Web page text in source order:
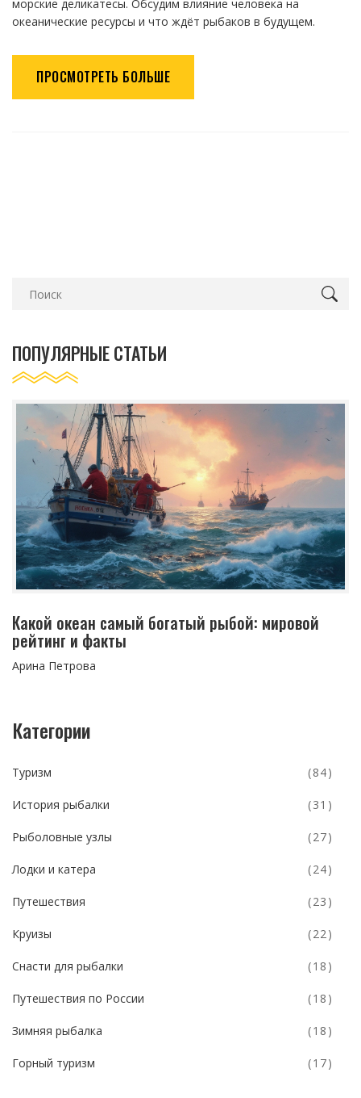
морские деликатесы. Обсудим влияние человека на
океанические ресурсы и что ждёт рыбаков в будущем.
ПРОСМОТРЕТЬ БОЛЬШЕ
ПОПУЛЯРНЫЕ СТАТЬИ
Какой океан самый богатый рыбой: мировой
рейтинг и факты
Арина Петрова
Категории
Туризм (84)
История рыбалки (31)
Рыболовные узлы (27)
Лодки и катера (24)
Путешествия (23)
Круизы (22)
Снасти для рыбалки (18)
Путешествия по России (18)
Зимняя рыбалка (18)
Горный туризм (17)